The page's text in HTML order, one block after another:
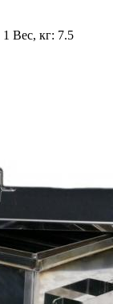
1 Вес, кг: 7.5